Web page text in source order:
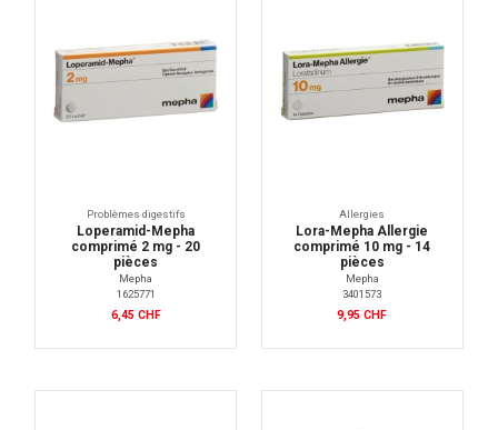
Problèmes digestifs
Loperamid-Mepha
comprimé 2 mg - 20
pièces
Mepha
1625771
6,45 CHF
Allergies
Lora-Mepha Allergie
comprimé 10 mg - 14
pièces
Mepha
3401573
9,95 CHF